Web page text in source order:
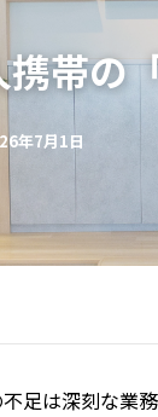
帯の
年7月1日
は深刻な業務